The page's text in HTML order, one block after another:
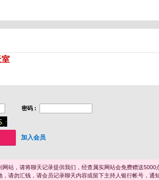
室
密码 :
加入会员
站，请将聊天记录提供我们，经查属实网站会免费赠送5000
请勿汇钱，请会员记录聊天内容或留下主持人银行帐号，通